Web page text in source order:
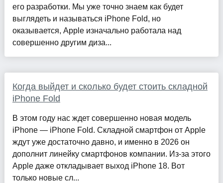
его разработки. Мы уже точно знаем как будет
выглядеть и называться iPhone Fold, но
оказывается, Apple изначально работала над
совершенно другим диза...
Когда выйдет и сколько будет стоить складной
iPhone Fold
В этом году нас ждет совершенно новая модель
iPhone — iPhone Fold. Складной смартфон от Apple
ждут уже достаточно давно, и именно в 2026 он
дополнит линейку смартфонов компании. Из-за этого
Apple даже откладывает выход iPhone 18. Вот
только новые сл...